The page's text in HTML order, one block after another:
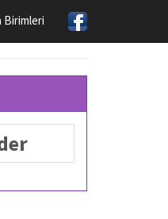
Birimleri